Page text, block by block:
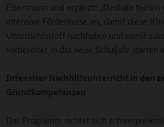
Eisenmann und ergänzt: „Deshalb bieten
intensive Förderkurse an, damit diese
Unterrichtsstoff nachholen und somit
vorbereitet in das neue Schuljahr starten
Intensiver Nachhilfeunterricht in den
Grundkompetenzen
Das Programm richtet sich